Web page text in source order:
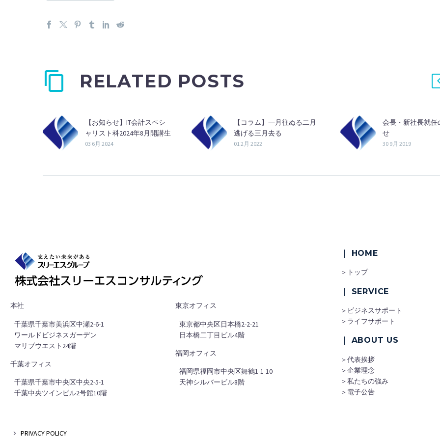
RELATED POSTS
【お知らせ】IT会計スペシ
ャリスト科2024年8月開講生
募集のお知らせ
03 6月 2024
【コラム】一月往ぬる二月
逃げる三月去る
01 2月 2022
会長・新社長就任
せ
30 9月 2019
本社
千葉県千葉市美浜区中瀬2-6-1
ワールドビジネスガーデン
マリブウエスト24階
千葉オフィス
千葉県千葉市中央区中央2-5-1
千葉中央ツインビル2号館10階
東京オフィス
東京都中央区日本橋2-2-21
日本橋二丁目ビル4階
福岡オフィス
福岡県福岡市中央区舞鶴1-1-10
天神シルバービル8階
｜ HOME
＞トップ
｜ SERVICE
＞ビジネスサポート
＞ライフサポート
｜ ABOUT US
＞代表挨拶
＞企業理念
＞私たちの強み
＞電子公告
PRIVACY POLICY